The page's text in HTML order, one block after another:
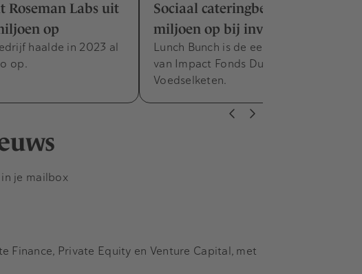
Roseman Labs uit
op
haalde in 2023 al
op.
Sociaal cateringbedrijf haalt half
miljoen op bij investeerders
Lunch Bunch is de eerste investering
van Impact Fonds Duurzame
Voedselketen.
je mailbox
Private Equity en Venture Capital, met